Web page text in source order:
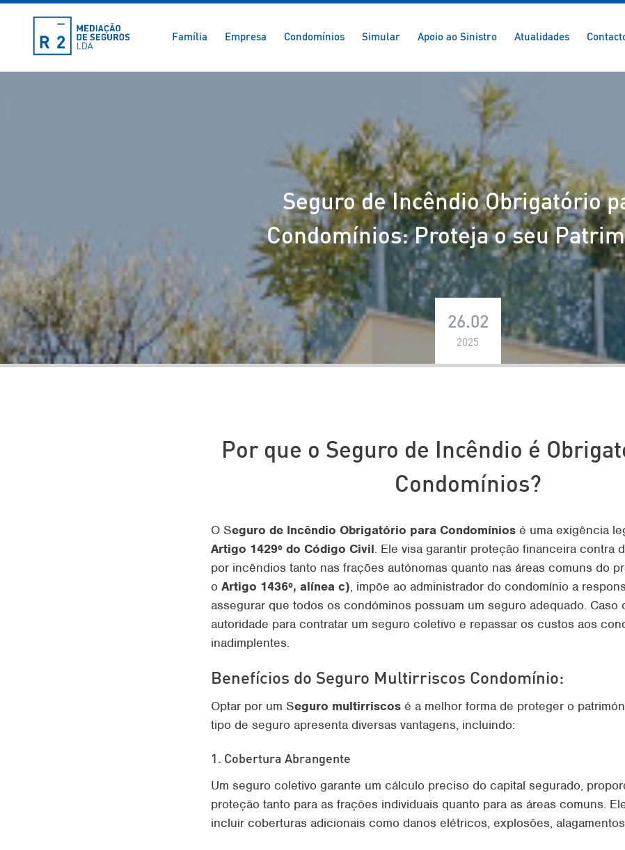
Família Empresa Condomínios Simular Apoio ao Sinistro Atualidades
Seguro de Incêndio Obrigatório
Condomínios: Proteja o seu
26.02
2025
Por que o Seguro de Incêndio é
Condomínios?
O Seguro de Incêndio Obrigatório para Condomínios é uma exigência
Artigo 1429º do Código Civil. Ele visa garantir proteção financeira contra
por incêndios tanto nas frações autónomas quanto nas áreas comuns do
o Artigo 1436º, alínea c), impõe ao administrador do condomínio a
assegurar que todos os condóminos possuam um seguro adequado. Caso
autoridade para contratar um seguro coletivo e repassar os custos aos
inadimplentes.
Benefícios do Seguro Multirriscos Condomínio:
Optar por um Seguro multirriscos é a melhor forma de proteger o
tipo de seguro apresenta diversas vantagens, incluindo:
1. Cobertura Abrangente
Um seguro coletivo garante um cálculo preciso do capital segurado,
proteção tanto para as frações individuais quanto para as áreas comuns.
incluir coberturas adicionais como danos elétricos, explosões,